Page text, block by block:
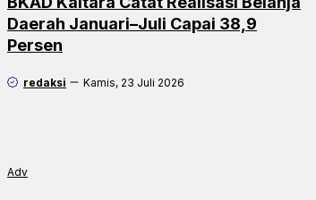
Daerah Januari–Juli Capai 38,9
Persen
redaksi Kamis, 23 Juli 2026
Adv